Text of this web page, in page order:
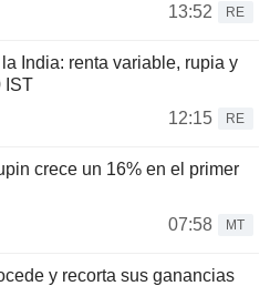
13:52
RE
India: renta variable, rupia y
IST
12:15
RE
crece un 16% en el primer
07:58
MT
y recorta sus ganancias